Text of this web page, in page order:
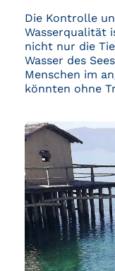
Die Kontrolle
Wasserqualität
nicht nur die
Wasser des
Menschen im
könnten ohne